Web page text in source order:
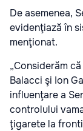
De asemenea,
evidenţiază în
menţionat.
„Considerăm
Balacci şi Ion
influenţare a
controlului
ţigarete la